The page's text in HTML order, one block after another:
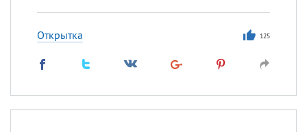
Открытка 125